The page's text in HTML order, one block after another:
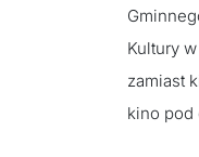
Kultury
zamiast
kino pod